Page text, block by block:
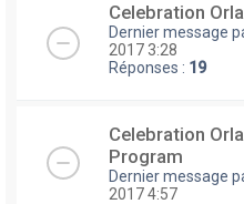
Celebration
Dernier message
2017 3:28
Réponses : 19
Celebration
Program
Dernier message
2017 4:57